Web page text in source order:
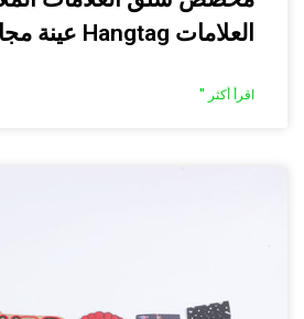
العلامات Hangtag عينة مجانية
اقرأ أكثر "